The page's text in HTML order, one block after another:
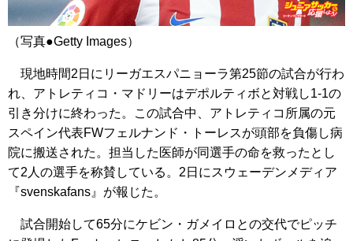
（写真●Getty Images）
現地時間2日にリーガエスパニョーラ第25節の試合が行わ
れ、アトレティコ・マドリーはデポルティボと対戦し1-1の
引き分けに終わった。この試合中、アトレティコ所属の元
スペイン代表FWフェルナンド・トーレスが頭部を負傷し病
院に搬送された。担当した医師が同選手の命を救ったとし
て2人の選手を称賛している。2日にスウェーデンメディア
『svenskafans』が報じた。
試合開始して65分にケビン・ガメイロとの交代でピッチ